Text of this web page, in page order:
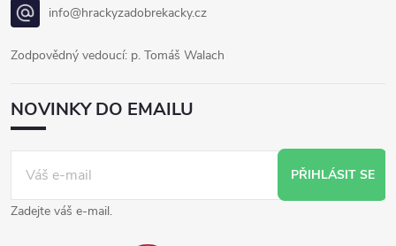
info@hrackyzadobrekacky.cz
Zodpovědný vedoucí: p. Tomáš Walach
NOVINKY DO EMAILU
PŘIHLÁSIT SE
Zadejte váš e-mail.